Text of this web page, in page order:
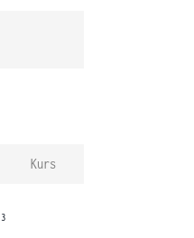
Kurs
3